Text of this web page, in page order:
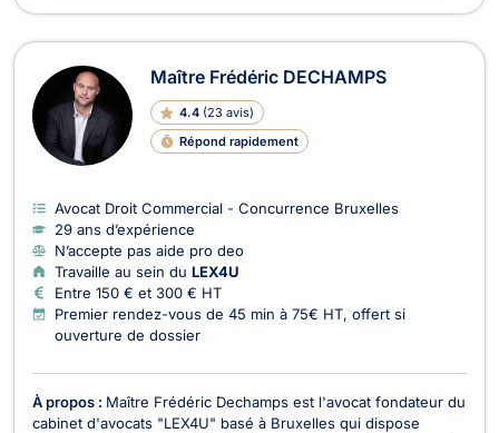
Maître Frédéric DECHAMPS
4.4 (23 avis)
Répond rapidement
Avocat Droit Commercial - Concurrence Bruxelles
29 ans d’expérience
N’accepte pas aide pro deo
Travaille au sein du LEX4U
Entre 150 € et 300 € HT
Premier rendez-vous de 45 min à 75€ HT, offert si
ouverture de dossier
À propos : Maître Frédéric Dechamps est l'avocat fondateur du
cabinet d'avocats "LEX4U" basé à Bruxelles qui dispose